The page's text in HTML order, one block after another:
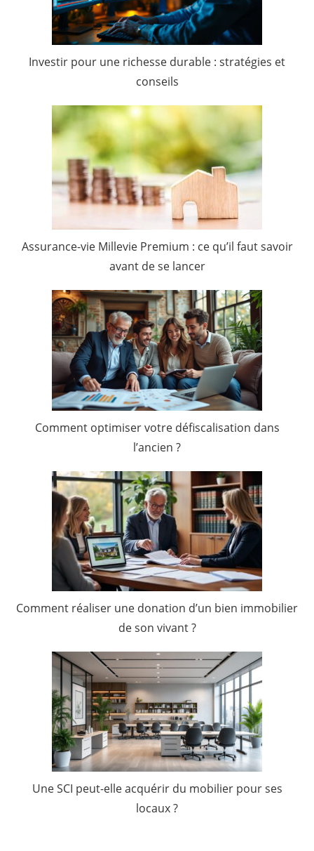
Investir pour une richesse durable : stratégies et
conseils
Assurance-vie Millevie Premium : ce qu’il faut savoir
avant de se lancer
Comment optimiser votre défiscalisation dans
l’ancien ?
Comment réaliser une donation d’un bien immobilier
de son vivant ?
Une SCI peut-elle acquérir du mobilier pour ses
locaux ?